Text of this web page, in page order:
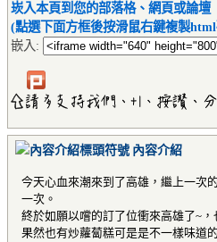
崁入本頁到您的部落格、網頁或論壇
(點選下面方框後按滑鼠右鍵複製
嵌入:
內容介紹
今天心血來潮來到了高雄，繼上一次
一次。
終於如願以嚐的訂了位衝來高雄了~
果然也有炒蘿蔔糕可是是不一樣味道